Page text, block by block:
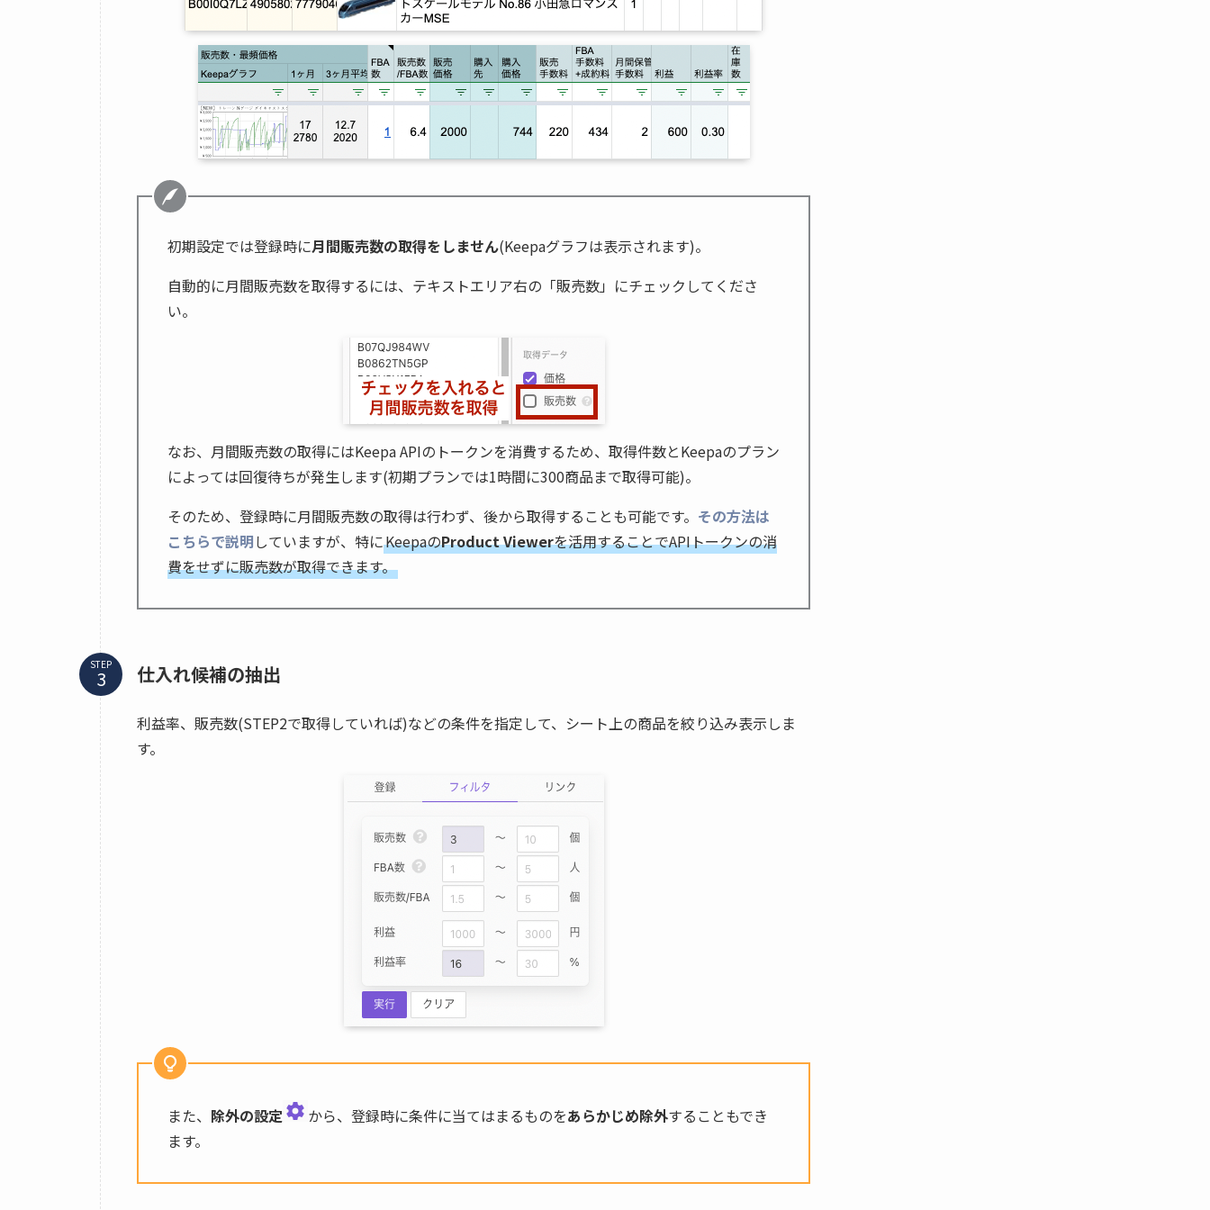
初期設定では登録時に月間販売数の取得をしません(Keepaグラフは表示されます)。
自動的に月間販売数を取得するには、テキストエリア右の「販売数」にチェックしてくださ
い。
なお、月間販売数の取得にはKeepa APIのトークンを消費するため、取得件数とKeepaのプラン
によっては回復待ちが発生します(初期プランでは1時間に300商品まで取得可能)。
そのため、登録時に月間販売数の取得は行わず、後から取得することも可能です。 その方法は
こちらで説明していますが、特にKeepaのProduct Viewerを活用することでAPIトークンの消
費をせずに販売数が取得できます。
STEP 仕入れ候補の抽出
利益率、販売数(STEP2で取得していれば)などの条件を指定して、シート上の商品を絞り込み表示しま
す。
また、 除外の設定 から、登録時に条件に当てはまるものをあらかじめ除外することもでき
ます。